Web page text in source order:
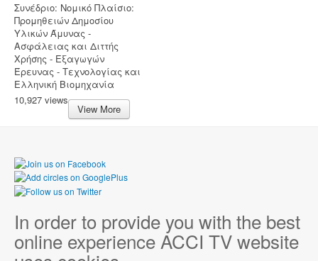
Συνέδριο: Νομικό Πλαίσιο:
Προμηθειών Δημοσίου
Υλικών Άμυνας -
Ασφάλειας και Διττής
Χρήσης - Εξαγωγών
Έρευνας - Τεχνολογίας και
Ελληνική Βιομηχανία
10,927 views
View More
In order to provide you with the best
online experience ACCI TV website